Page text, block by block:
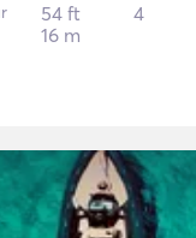
54 ft
16 m
4